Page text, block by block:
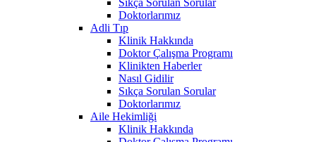
Doktorlarımız
Adli Tıp
Klinik Hakkında
Doktor Çalışma Programı
Klinikten Haberler
Nasıl Gidilir
Sıkça Sorulan Sorular
Doktorlarımız
Aile Hekimliği
Klinik Hakkında